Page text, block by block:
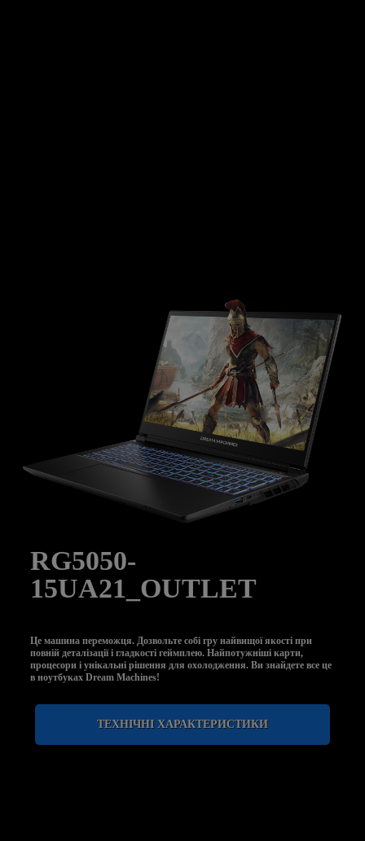
RG5050-
15UA21_OUTLET
Це машина переможця. Дозвольте собі гру найвищої якості при
повній деталізації і гладкості геймплею. Найпотужніші карти,
процесори і унікальні рішення для охолодження. Ви знайдете все це
в ноутбуках Dream Machines!
ТЕХНІЧНІ ХАРАКТЕРИСТИКИ